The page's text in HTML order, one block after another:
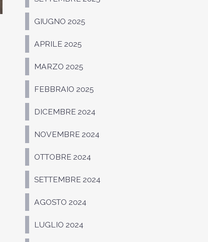
GIUGNO 2025
APRILE 2025
MARZO 2025
FEBBRAIO 2025
DICEMBRE 2024
NOVEMBRE 2024
OTTOBRE 2024
SETTEMBRE 2024
AGOSTO 2024
LUGLIO 2024